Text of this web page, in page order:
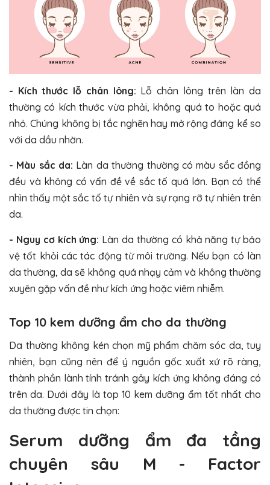
- Kích thước lỗ chân lông: Lỗ chân lông trên làn da
thường có kích thước vừa phải, không quá to hoặc quá
nhỏ. Chúng không bị tắc nghẽn hay mở rộng đáng kể so
với da dầu nhờn.
- Màu sắc da: Làn da thường thường có màu sắc đồng
đều và không có vấn đề về sắc tố quá lớn. Bạn có thể
nhìn thấy một sắc tố tự nhiên và sự rạng rỡ tự nhiên trên
da.
- Nguy cơ kích ứng: Làn da thường có khả năng tự bảo
vệ tốt khỏi các tác động từ môi trường. Nếu bạn có làn
da thường, da sẽ không quá nhạy cảm và không thường
xuyên gặp vấn đề như kích ứng hoặc viêm nhiễm.
Top 10 kem dưỡng ẩm cho da thường
Da thường không kén chọn mỹ phẩm chăm sóc da, tuy
nhiên, bạn cũng nên để ý nguồn gốc xuất xứ rõ ràng,
thành phần lành tính tránh gây kích ứng không đáng có
trên da. Dưới đây là top 10 kem dưỡng ẩm tốt nhất cho
da thường được tin chọn:
Serum dưỡng ẩm đa tầng
chuyên sâu M - Factor